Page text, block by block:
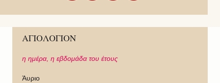
ΑΓΙΟΛΟΓΙΟΝ
η ημέρα, η εβδομάδα του έτους
Άυριο